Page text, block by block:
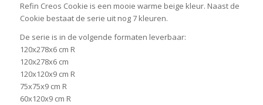
Refin Creos Cookie is een mooie warme beige kleur. Naast de
Cookie bestaat de serie uit nog 7 kleuren.
De serie is in de volgende formaten leverbaar:
120x278x6 cm R
120x278x6 cm
120x120x9 cm R
75x75x9 cm R
60x120x9 cm R